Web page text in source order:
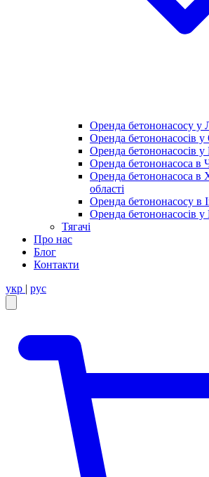
Оренда бетононасосу у
Оренда бетононасосів у
Оренда бетононасосів у
Оренда бетононасоса в
Оренда бетононасоса в
області
Оренда бетононасосу в
Оренда бетононасосів
Тягачі
Про нас
Блог
Контакти
укр | рус